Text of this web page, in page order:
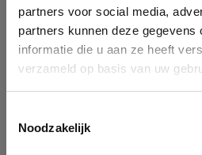
partners voor social media,
partners kunnen deze gegevens
informatie die u aan ze heeft
verzameld op basis van uw
Noodzakelijk
Please fill in your
You can search a company in our
enterprise ID. When a company is
form. If you don't find your company
Bekijk details